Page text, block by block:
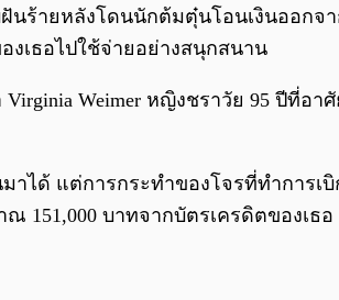
นร้ายหลังโดนนักต้มตุ๋นโอนเงินออกจ
เธอไปใช้จ่ายอย่างสนุกสนาน
Virginia Weimer หญิงชราวัย 95 ปีที่อ
ด้ แต่การกระทำของโจรที่ทำการเบิ
ณ 151,000 บาทจากบัตรเครดิตของเธอ